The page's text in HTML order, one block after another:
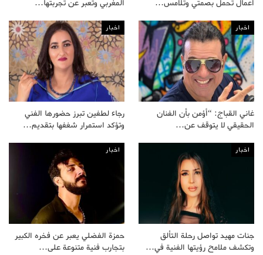
أعمال تحمل بصمتي وتلامس… المغربي وتعبر عن تجربتها…
اخبار
غاني القباج: “أؤمن بأن الفنان
الحقيقي لا يتوقف عن…
اخبار
رجاء لطفين تبرز حضورها الفني
وتؤكد استمرار شغفها بتقديم…
اخبار
جنات مهيد تواصل رحلة التألق
وتكشف ملامح رؤيتها الفنية في…
اخبار
حمزة الفضلي يعبر عن فخره الكبير
بتجارب فنية متنوعة على…